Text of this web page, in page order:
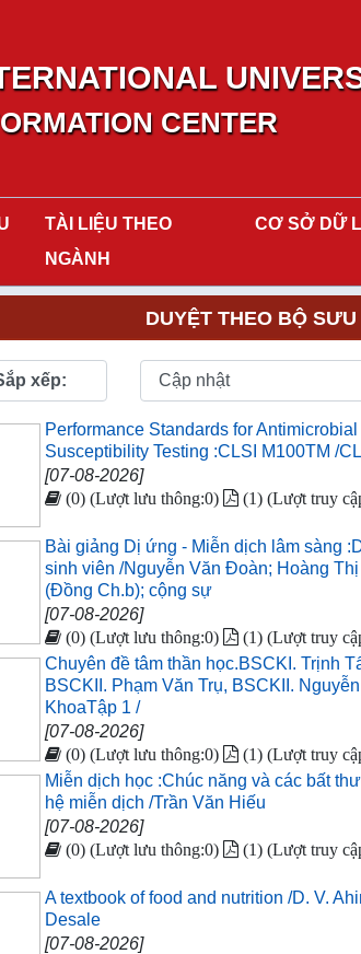
CENTER
TÀI LIỆU THEO
NGÀNH
CƠ SỞ DỮ
DUYỆT THEO BỘ
xếp:
Performance Standards for Antimicrobial
Susceptibility Testing :CLSI M100TM /
[07-08-2026]
(0) (Lượt lưu thông:0) (1) (Lượt truy
Bài giảng Dị ứng - Miễn dịch lâm sàng
sinh viên /Nguyễn Văn Đoàn; Hoàng Thị
(Đồng Ch.b); cộng sự
[07-08-2026]
(0) (Lượt lưu thông:0) (1) (Lượt truy
Chuyên đề tâm thần học.BSCKI. Trịnh
BSCKII. Phạm Văn Trụ, BSCKII.
KhoaTập 1 /
[07-08-2026]
(0) (Lượt lưu thông:0) (1) (Lượt truy
Miễn dịch học :Chúc năng và các bất
hệ miễn dịch /Trần Văn Hiếu
[07-08-2026]
(0) (Lượt lưu thông:0) (1) (Lượt truy
A textbook of food and nutrition /D. V.
Desale
[07-08-2026]